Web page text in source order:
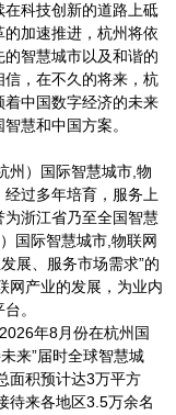
科技创新的道路上砥
加速推进，杭州将依
智慧城市以及和谐的
，在不久的将来，杭
中国数字经济的未来
慧和中国方案。
州）国际智慧城市,物
过多年培育，服务上
浙江省乃至全国智慧
国际智慧城市,物联网
展、服务市场需求”的
网产业的发展，为业内
。
年8月份在杭州国
来”届时全球智慧城
面积预计达3万平方
待来各地区3.5万余名